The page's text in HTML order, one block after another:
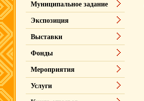
Муниципальное задание
Экспозиция
Выставки
Фонды
Мероприятия
Услуги